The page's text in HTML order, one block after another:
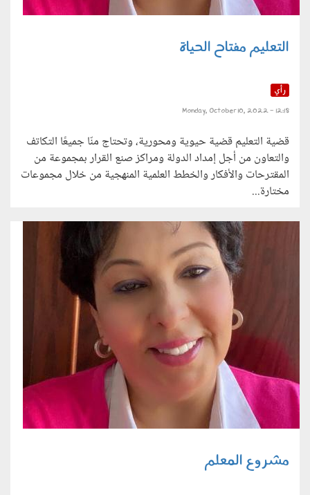
التعليم مفتاح الحياة
رأي
Monday, October 10, 2022 - 12:18
قضية التعليم قضية حيوية ومحورية، وتحتاج منّا جميعًا التكاتف
والتعاون من أجل إمداد الدولة ومراكز صنع القرار بمجموعة من
المقترحات والأفكار والخطط العلمية المنهجية من خلال مجموعات
مختارة...
مشروع المعلم